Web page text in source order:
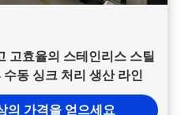
고효율의 스테인리스 스틸
수동 싱크 처리 생산 라인
의 가격을 얻으세요